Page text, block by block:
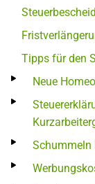
Tipps für den
Neue
Schummeln